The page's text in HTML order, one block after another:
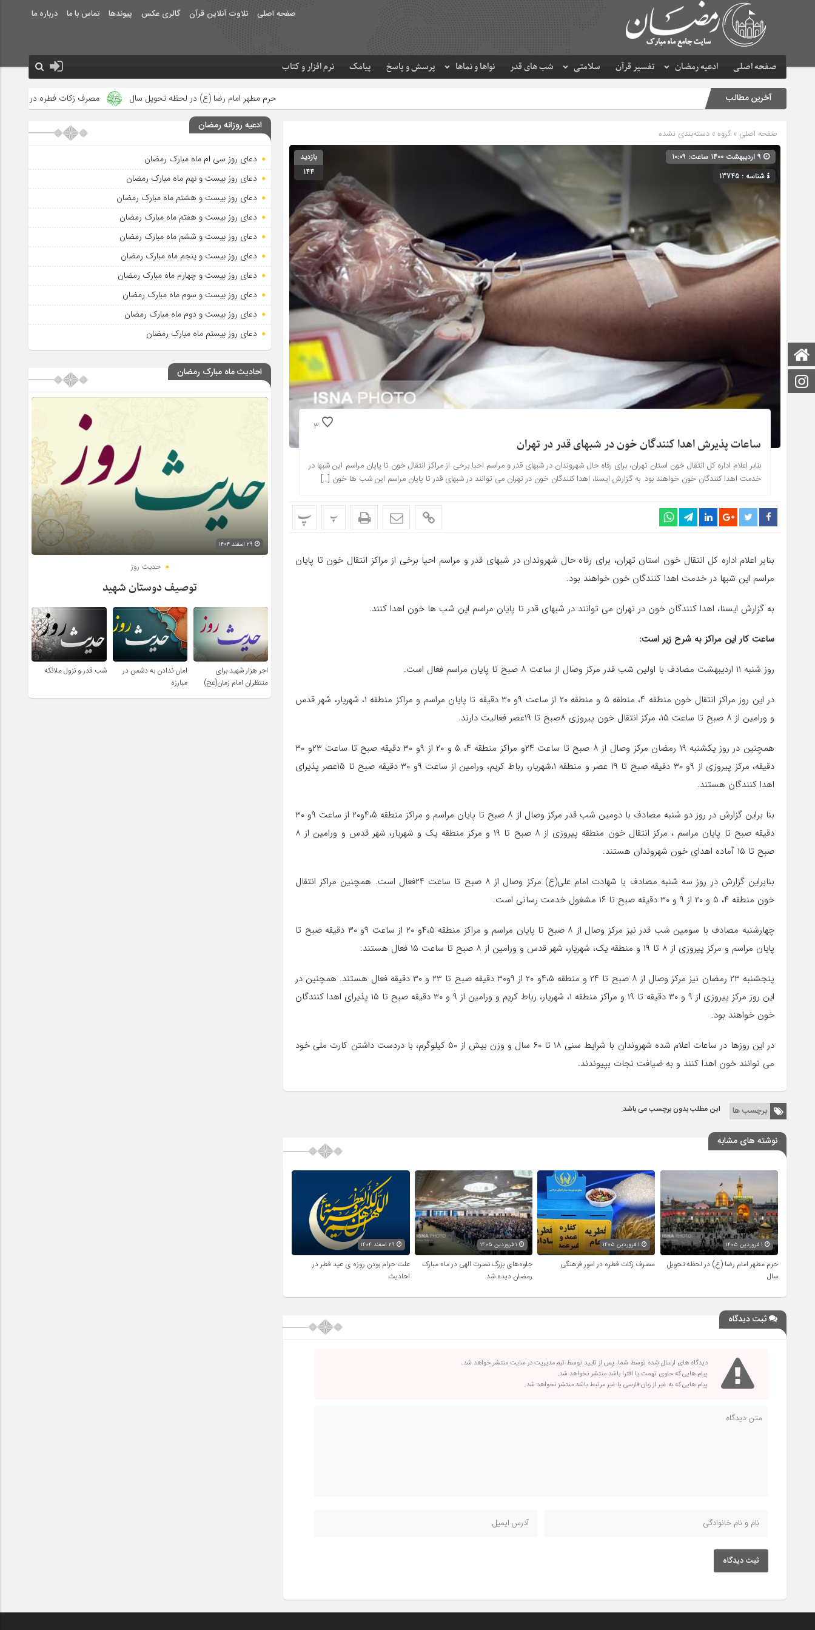
صفحه اصلی تلاوت آنلاین قرآن گالری عکس پیوندها تماس با ما درباره ما
صفحه اصلی ادعیه رمضان تفسیر قرآن سلامتی شب های قدر نواها و نماها پرسش و پاسخ پیامک نرم افزار و کتاب
آخرین مطالب حرم مطهر امام رضا (ع) در لحظه تحویل سال مصرف زکات فطره در امور فرهنگی
صفحه اصلی » گروه » دسته‌بندی نشده
شناسه : 13745
بازدید
144
3
ساعات پذیرش اهدا کنندگان خون در شبهای قدر در تهران
بنابر اعلام اداره کل انتقال خون استان تهران، برای رفاه حال شهروندان در شبهای قدر و مراسم احیا برخی از مراکز انتقال خون تا پایان مراسم این شبها در
خدمت اهدا کنندگان خون خواهند بود. به گزارش ایسنا، اهدا کنندگان خون در تهران می توانند در شبهای قدر تا پایان مراسم این شب ها خون […]
پ پ
بنابر اعلام اداره کل انتقال خون استان تهران، برای رفاه حال شهروندان در شبهای قدر و مراسم احیا برخی از مراکز انتقال خون تا پایان
مراسم این شبها در خدمت اهدا کنندگان خون خواهند بود.
به گزارش ایسنا، اهدا کنندگان خون در تهران می توانند در شبهای قدر تا پایان مراسم این شب ها خون اهدا کنند.
ساعت کار این مراکز به شرح زیر است:
روز شنبه ۱۱ اردیبهشت مصادف با اولین شب قدر مرکز وصال از ساعت ۸ صبح تا پایان مراسم فعال است.
در این روز مراکز انتقال خون منطقه ۴، منطقه ۵ و منطقه ۲۰ از ساعت ۹و ۳۰ دقیقه تا پایان مراسم و مراکز منطقه ۱، شهریار، شهر قدس
و ورامین از ۸ صبح تا ساعت ۱۵، مرکز انتقال خون پیروزی ۸صبح تا ۱۹عصر فعالیت دارند.
همچنین در روز یکشنبه ۱۹ رمضان مرکز وصال از ۸ صبح تا ساعت ۲۴و مراکز منطقه ۴، ۵ و ۲۰ از ۹و ۳۰ دقیقه صبح تا ساعت ۲۳و ۳۰
دقیقه، مرکز پیروزی از ۹و ۳۰ دقیقه صبح تا ۱۹ عصر و منطقه ۱،شهریار، رباط کریم، ورامین از ساعت ۹و ۳۰ دقیقه صبح تا ۱۵عصر پذیرای
اهدا کنندگان هستند.
بنا براین گزارش در روز دو شنبه مصادف با دومین شب قدر مرکز وصال از ۸ صبح تا پایان مراسم و مراکز منطقه ۴،۵و۲۰ از ساعت ۹و ۳۰
دقیقه صبح تا پایان مراسم ، مرکز انتقال خون منطقه پیروزی از ۸ صبح تا ۱۹ و مرکز منطقه یک و شهریار، شهر قدس و ورامین از ۸
صبح تا ۱۵ آماده اهدای خون شهروندان هستند.
بنابراین گزارش در روز سه شنبه مصادف با شهادت امام علی(ع) مرکز وصال از ۸ صبح تا ساعت ۲۴فعال است. همچنین مراکز انتقال
خون منطقه ۴، ۵ و ۲۰ از ۹ و ۳۰ دقیقه صبح تا ۱۶ مشغول خدمت رسانی است.
چهارشنبه مصادف با سومین شب قدر نیز مرکز وصال از ۸ صبح تا پایان مراسم و مراکز منطقه ۴،۵و ۲۰ از ساعت ۹و ۳۰ دقیقه صبح تا
پایان مراسم و مرکز پیروزی از ۸ تا ۱۹ و منطقه یک، شهریار، شهر قدس و ورامین از ۸ صبح تا ساعت ۱۵ فعال هستند.
پنجشنبه ۲۳ رمضان نیز مرکز وصال از ۸ صبح تا ۲۴ و منطقه ۴،۵و ۲۰ از ۹و۳۰ دقیقه صبح تا ۲۳ و ۳۰ دقیقه فعال هستند. همچنین در
این روز مرکز پیروزی از ۹ و ۳۰ دقیقه تا ۱۹ و مراکز منطقه ۱، شهریار، رباط کریم و ورامین از ۹ و ۳۰ دقیقه صبح تا ۱۵ پذیرای اهدا کنندگان
خون خواهند بود.
در این روزها در ساعات اعلام شده شهروندان با شرایط سنی ۱۸ تا ۶۰ سال و وزن بیش از ۵۰ کیلوگرم، با دردست داشتن کارت ملی خود
می توانند خون اهدا کنند و به ضیافت نجات بپیوندند.
برچسب ها این مطلب بدون برچسب می باشد.
نوشته های مشابه
حرم مطهر امام رضا (ع) در لحظه تحویل
سال
۱ فروردین ۱۴۰۵
مصرف زکات فطره در امور فرهنگی
جلوه‌های بزرگ نصرت الهی در ماه مبارک
رمضان دیده شد
علت حرام بودن روزه ی عید فطر در
احادیث
ثبت دیدگاه
دیدگاه های ارسال شده توسط شما، پس از تایید توسط تیم مدیریت در سایت منتشر خواهد شد.
پیام هایی که حاوی تهمت یا افترا باشد منتشر نخواهد شد.
پیام هایی که به غیر از زبان فارسی یا غیر مرتبط باشد منتشر نخواهد شد.
ثبت دیدگاه
ادعیه روزانه رمضان
دعای روز سی ام ماه مبارک رمضان
دعای روز بیست و نهم ماه مبارک رمضان
دعای روز بیست و هشتم ماه مبارک رمضان
دعای روز بیست و هفتم ماه مبارک رمضان
دعای روز بیست و ششم ماه مبارک رمضان
دعای روز بیست و پنجم ماه مبارک رمضان
دعای روز بیست و چهارم ماه مبارک رمضان
دعای روز بیست و سوم ماه مبارک رمضان
دعای روز بیست و دوم ماه مبارک رمضان
دعای روز بیستم ماه مبارک رمضان
احادیث ماه مبارک رمضان
حدیث روز
توصیف دوستان شهید
اجر هزار شهید برای
منتظران امام زمان(عج)
امان ندادن به دشمن در
مبارزه
شب قدر و نزول ملائکه